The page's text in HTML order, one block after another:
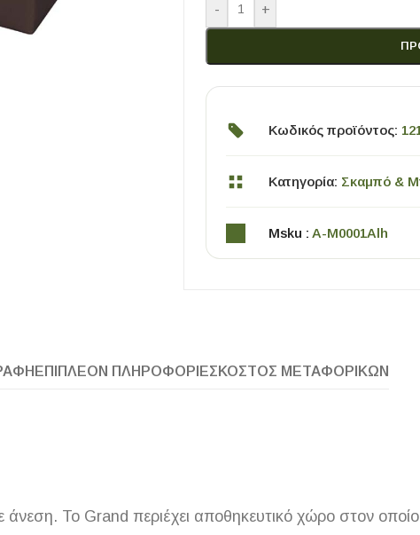
- +
Κωδικός προϊόντος:
Κατηγορία: Σκαμπό &
Msku : A-M0001Alh
ΕΠΙΠΛΈΟΝ ΠΛΗΡΟΦΟΡΊΕΣ ΚΌΣΤΟΣ ΜΕΤΑΦΟΡΙΚΏΝ
Το Grand περιέχει αποθηκευτικό χώρο στον